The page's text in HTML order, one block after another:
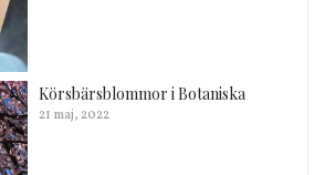
Körsbärsblommor i Botaniska
21 maj, 2022